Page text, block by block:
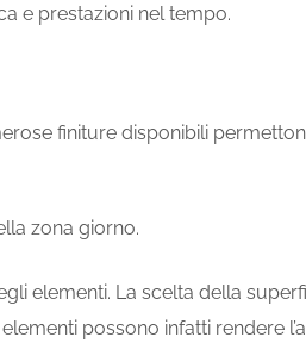
e prestazioni nel tempo.
finiture disponibili
zona giorno.
elementi. La scelta della
possono infatti rendere